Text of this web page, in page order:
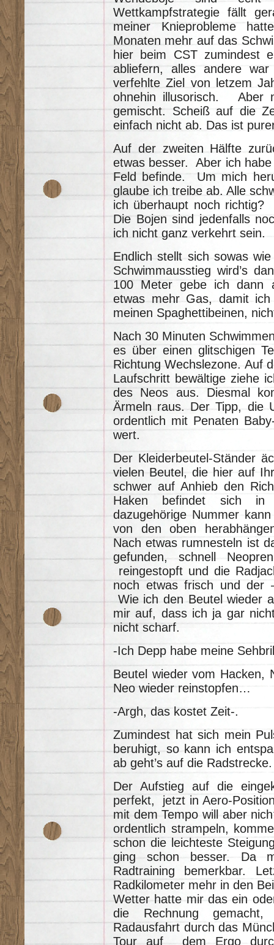
Wettkampfstrategie fällt
meiner Knieprobleme
Monaten mehr auf das
hier beim CST zumindest
abliefern, alles andere
verfehlte Ziel von letzem
ohnehin illusorisch. Aber
gemischt. Scheiß auf die
einfach nicht ab. Das ist
Auf der zweiten Hälfte
etwas besser. Aber ich
Feld befinde. Um mich
glaube ich treibe ab. Alle
ich überhaupt noch richtig?
Die Bojen sind jedenfalls
ich nicht ganz verkehrt sein.
Endlich stellt sich sowas
Schwimmausstieg wird’s
100 Meter gebe ich dann
etwas mehr Gas, damit
meinen Spaghettibeinen,
Nach 30 Minuten
es über einen glitschigen
Richtung Wechslezone. Auf
Laufschritt bewältige ziehe
des Neos aus. Diesmal
Ärmeln raus. Der Tipp, die
ordentlich mit Penaten
wert.
Der Kleiderbeutel-Ständer
vielen Beutel, die hier auf
schwer auf Anhieb den
Haken befindet sich
dazugehörige Nummer
von den oben
Nach etwas rumnesteln ist
gefunden, schnell
reingestopft und die
noch etwas frisch und der
Wie ich den Beutel wieder
mir auf, dass ich ja gar
nicht scharf.
-Ich Depp habe meine
Beutel wieder vom Hacken,
Neo wieder reinstopfen…
-Argh, das kostet Zeit-.
Zumindest hat sich mein
beruhigt, so kann ich
ab geht’s auf die Radstrecke.
Der Aufstieg auf die
perfekt, jetzt in Aero-
mit dem Tempo will aber
ordentlich strampeln,
schon die leichteste
ging schon besser. Da
Radtraining bemerkbar.
Radkilometer mehr in den
Wetter hatte mir das ein
die Rechnung
Radausfahrt durch das
Tour auf dem Ergo